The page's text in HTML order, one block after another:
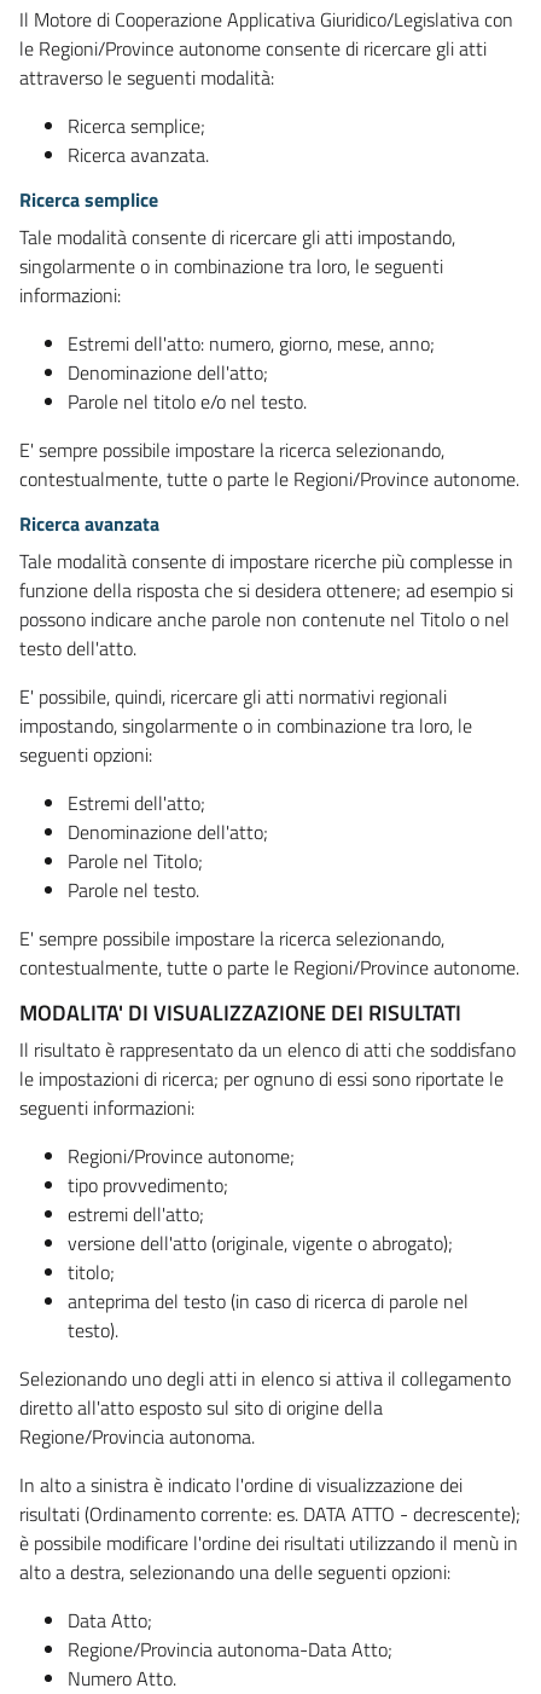
Il Motore di Cooperazione Applicativa Giuridico/Legislativa con
le Regioni/Province autonome consente di ricercare gli atti
attraverso le seguenti modalità:
Ricerca semplice;
Ricerca avanzata.
Ricerca semplice
Tale modalità consente di ricercare gli atti impostando,
singolarmente o in combinazione tra loro, le seguenti
informazioni:
Estremi dell'atto: numero, giorno, mese, anno;
Denominazione dell'atto;
Parole nel titolo e/o nel testo.
E' sempre possibile impostare la ricerca selezionando,
contestualmente, tutte o parte le Regioni/Province autonome.
Ricerca avanzata
Tale modalità consente di impostare ricerche più complesse in
funzione della risposta che si desidera ottenere; ad esempio si
possono indicare anche parole non contenute nel Titolo o nel
testo dell'atto.
E' possibile, quindi, ricercare gli atti normativi regionali
impostando, singolarmente o in combinazione tra loro, le
seguenti opzioni:
Estremi dell'atto;
Denominazione dell'atto;
Parole nel Titolo;
Parole nel testo.
E' sempre possibile impostare la ricerca selezionando,
contestualmente, tutte o parte le Regioni/Province autonome.
MODALITA' DI VISUALIZZAZIONE DEI RISULTATI
Il risultato è rappresentato da un elenco di atti che soddisfano
le impostazioni di ricerca; per ognuno di essi sono riportate le
seguenti informazioni:
Regioni/Province autonome;
tipo provvedimento;
estremi dell'atto;
versione dell'atto (originale, vigente o abrogato);
titolo;
anteprima del testo (in caso di ricerca di parole nel
testo).
Selezionando uno degli atti in elenco si attiva il collegamento
diretto all'atto esposto sul sito di origine della
Regione/Provincia autonoma.
In alto a sinistra è indicato l'ordine di visualizzazione dei
risultati (Ordinamento corrente: es. DATA ATTO - decrescente);
è possibile modificare l'ordine dei risultati utilizzando il menù in
alto a destra, selezionando una delle seguenti opzioni:
Data Atto;
Regione/Provincia autonoma-Data Atto;
Numero Atto.